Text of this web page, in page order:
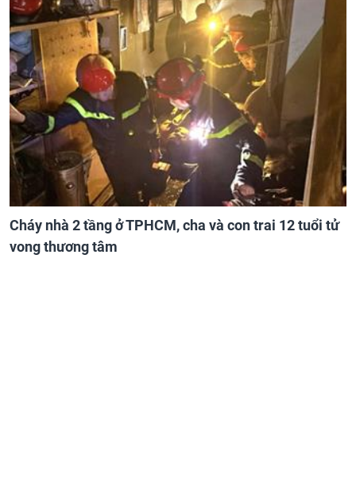
Cháy nhà 2 tầng ở TPHCM, cha và con trai 12 tuổi tử
vong thương tâm